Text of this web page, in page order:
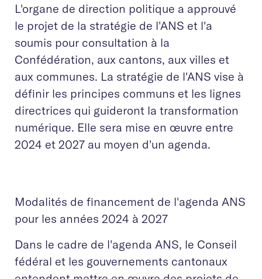
L'organe de direction politique a approuvé
le projet de la stratégie de l'ANS et l'a
soumis pour consultation à la
Confédération, aux cantons, aux villes et
aux communes. La stratégie de l'ANS vise à
définir les principes communs et les lignes
directrices qui guideront la transformation
numérique. Elle sera mise en œuvre entre
2024 et 2027 au moyen d'un agenda.
Modalités de financement de l'agenda ANS
pour les années 2024 à 2027
Dans le cadre de l'agenda ANS, le Conseil
fédéral et les gouvernements cantonaux